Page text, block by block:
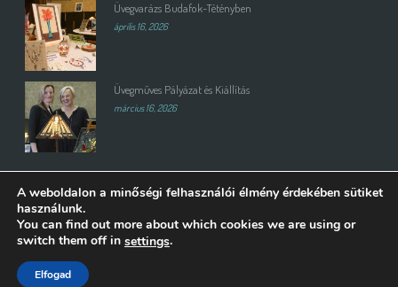
Üvegvarázs Budafok-Tétényben
április 16, 2026
Üvegműves Pályázat és Kiállítás
március 16, 2026
Copyright All Rights Reserved © 2015 | Weboldalt készítette és üzemelteti:
A weboldalon a minőségi felhasználói élmény érdekében sütiket
használunk.
You can find out more about which cookies we are using or
switch them off in settings.
Elfogad